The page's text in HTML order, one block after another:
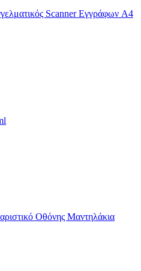
Scanner Εγγράφων A4
Οθόνης Μαντηλάκια